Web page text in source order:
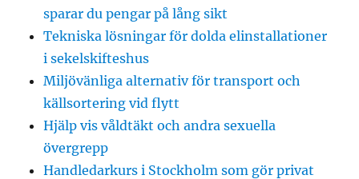
sparar du pengar på lång sikt
Tekniska lösningar för dolda elinstallationer
i sekelskifteshus
Miljövänliga alternativ för transport och
källsortering vid flytt
Hjälp vis våldtäkt och andra sexuella
övergrepp
Handledarkurs i Stockholm som gör privat